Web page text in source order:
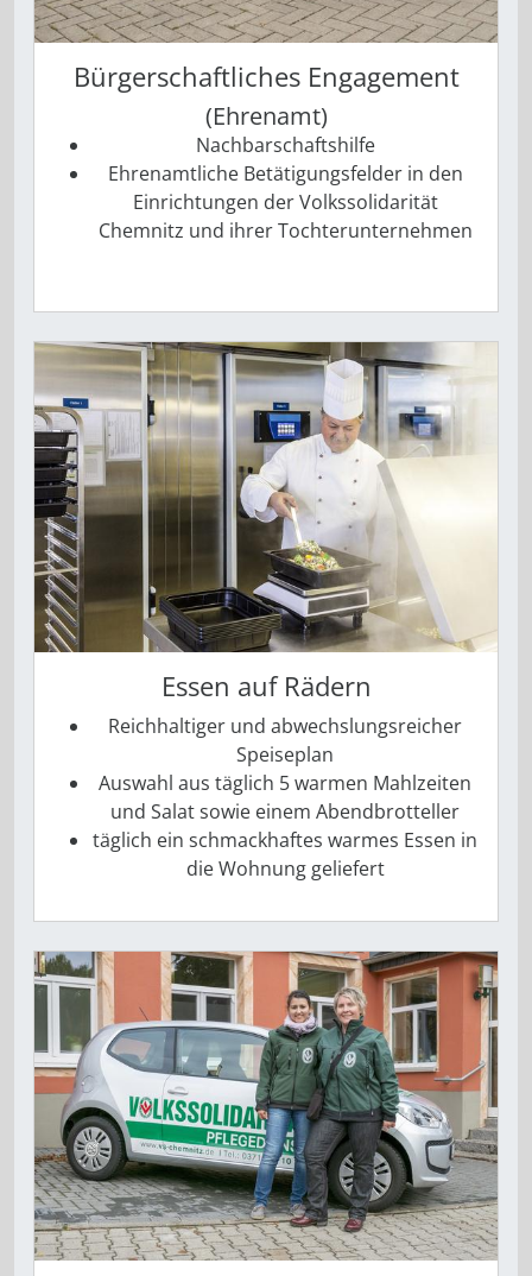
Bürgerschaftliches Engagement
(Ehrenamt)
Nachbarschaftshilfe
Ehrenamtliche Betätigungsfelder in den
Einrichtungen der Volkssolidarität
Chemnitz und ihrer Tochterunternehmen
Essen auf Rädern
Reichhaltiger und abwechslungsreicher
Speiseplan
Auswahl aus täglich 5 warmen Mahlzeiten
und Salat ­sowie ­einem Abendbrotteller
täglich ein schmackhaftes warmes Essen in
die Wohnung geliefert